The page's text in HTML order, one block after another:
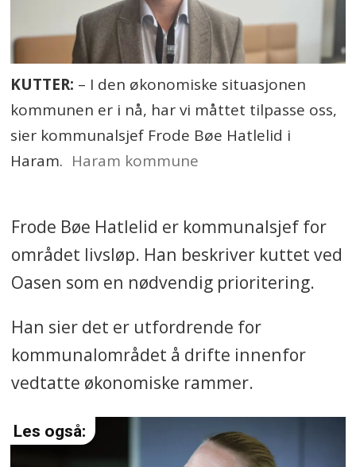
KUTTER: – I den økonomiske situasjonen
kommunen er i nå, har vi måttet tilpasse oss,
sier kommunalsjef Frode Bøe Hatlelid i
Haram. Haram kommune
Frode Bøe Hatlelid er kommunalsjef for
området livsløp. Han beskriver kuttet ved
Oasen som en nødvendig prioritering.
Han sier det er utfordrende for
kommunalområdet å drifte innenfor
vedtatte økonomiske rammer.